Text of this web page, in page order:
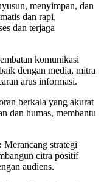
menyimpan, dan
dan rapi,
dan terjaga
komunikasi
dengan media, mitra
arus informasi.
berkala yang akurat
dan humas, membantu
Merancang strategi
citra positif
audiens.